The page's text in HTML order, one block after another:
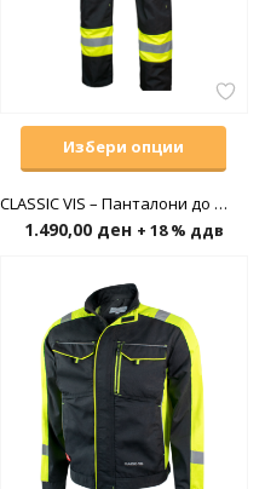
Избери опции
CLASSIC VIS – Панталони до појас
1.490,00 ден + 18 % ддв